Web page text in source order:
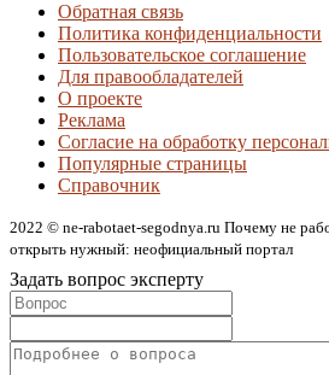
Обратная связь
Политика конфиденциальности
Пользовательское соглашение
Для правообладателей
О проекте
Реклама
Согласие на обработку
Популярные страницы
Справочник
2022 © ne-rabotaet-segodnya.ru Почему не
открыть нужный: неофициальный портал
Задать вопрос эксперту